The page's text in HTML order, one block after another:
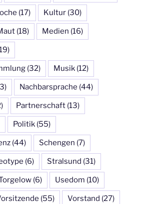
(17) Kultur (30)
(18) Medien (16)
(32) Musik (12)
Nachbarsprache (44)
Partnerschaft (13)
Politik (55)
(44) Schengen (7)
(6) Stralsund (31)
(6) Usedom (10)
(55) Vorstand (27)